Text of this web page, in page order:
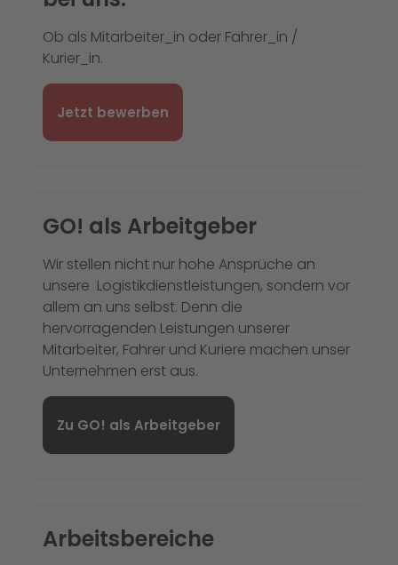
Ob als Mitarbeiter_in oder Fahrer_in /
Kurier_in.
Jetzt bewerben
GO! als Arbeitgeber
Wir stellen nicht nur hohe Ansprüche an
unsere Logistikdienstleistungen, sondern vor
allem an uns selbst. Denn die
hervorragenden Leistungen unserer
Mitarbeiter, Fahrer und Kuriere machen unser
Unternehmen erst aus.
Zu GO! als Arbeitgeber
Arbeitsbereiche